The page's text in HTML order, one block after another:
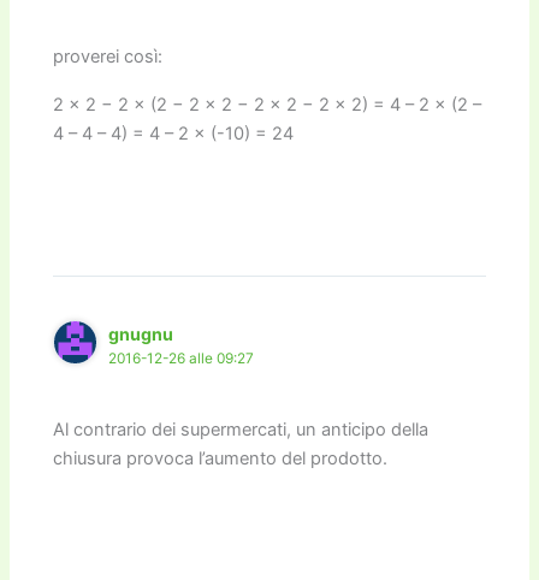
proverei così:
2 × 2 − 2 × (2 − 2 × 2 − 2 × 2 − 2 × 2) = 4 – 2 × (2 –
4 – 4 – 4) = 4 – 2 × (-10) = 24
gnugnu
2016-12-26 alle 09:27
Al contrario dei supermercati, un anticipo della
chiusura provoca l’aumento del prodotto.